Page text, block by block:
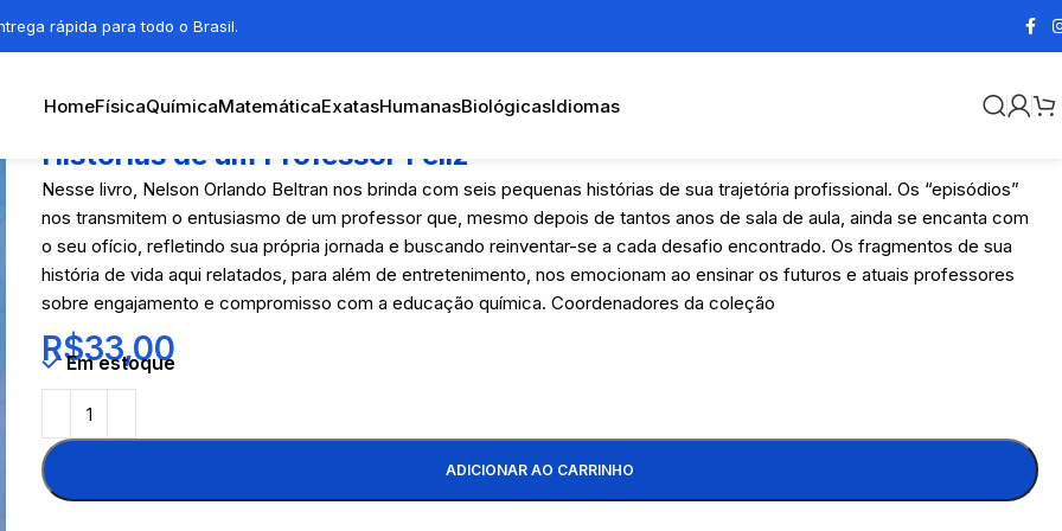
rápida para todo o Brasil.
HomeFísicaQuímicaMatemáticaExatasHumanasBiológicasIdiomas
Histórias de um Professor Feliz
Nesse livro, Nelson Orlando Beltran nos brinda com seis pequenas histórias de sua trajetória profissional. Os “episódios”
nos transmitem o entusiasmo de um professor que, mesmo depois de tantos anos de sala de aula, ainda se encanta com
o seu ofício, refletindo sua própria jornada e buscando reinventar-se a cada desafio encontrado. Os fragmentos de sua
história de vida aqui relatados, para além de entretenimento, nos emocionam ao ensinar os futuros e atuais professores
sobre engajamento e compromisso com a educação química. Coordenadores da coleção
R$33,00
Em estoque
ADICIONAR AO CARRINHO